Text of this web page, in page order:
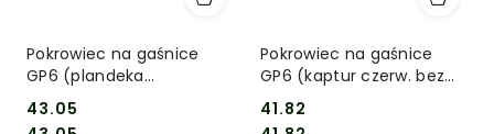
Pokrowiec na gaśnice
GP6 (plandeka
czerwona+ guma)
43.05
Pokrowiec na gaśnice
GP6 (kaptur czerw. bez
okna)
41.82